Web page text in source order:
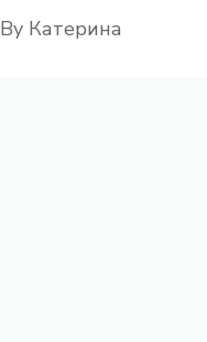
By Катерина